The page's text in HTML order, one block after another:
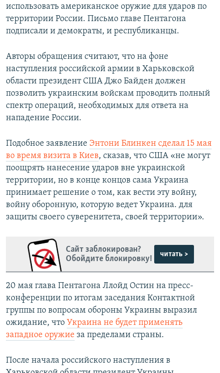
использовать американское оружие для ударов по
территории России. Письмо главе Пентагона
подписали и демократы, и республиканцы.
Авторы обращения считают, что на фоне
наступления российской армии в Харьковской
области президент США Джо Байден должен
позволить украинским войскам проводить полный
спектр операций, необходимых для ответа на
нападение России.
Подобное заявление Энтони Блинкен сделал 15 мая
во время визита в Киев, сказав, что США «не могут
поощрять нанесение ударов вне украинской
территории, но в конце концов сама Украина
принимает решение о том, как вести эту войну,
войну оборонную, которую ведет Украина. для
защиты своего суверенитета, своей территории».
Сайт заблокирован?
Обойдите блокировку!
читать >
20 мая глава Пентагона Ллойд Остин на пресс-
конференции по итогам заседания Контактной
группы по вопросам обороны Украины выразил
ожидание, что Украина не будет применять
западное оружие за пределами страны.
После начала российского наступления в